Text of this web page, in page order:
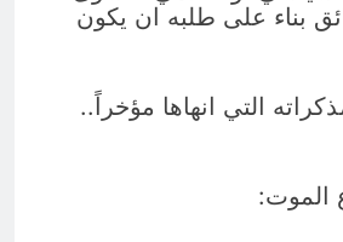
بناء على طلبه ان يكون
التي انهاها مؤخراً..
الموت: